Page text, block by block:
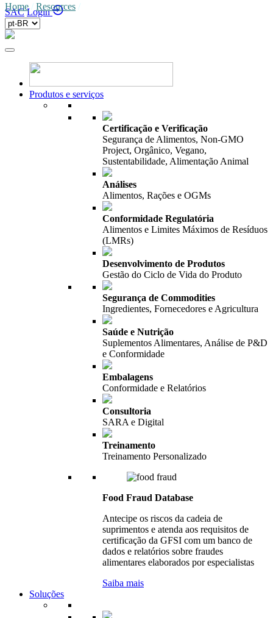
SAC Login
Produtos e serviços
Certificação e Verificação
Segurança de Alimentos, Non-GMO
Project, Orgânico, Vegano,
Sustentabilidade, Alimentação Animal
Análises
Alimentos, Rações e OGMs
Conformidade Regulatória
Alimentos e Limites Máximos de Resíduos
(LMRs)
Desenvolvimento de Produtos
Gestão do Ciclo de Vida do Produto
Segurança de Commodities
Ingredientes, Fornecedores e Agricultura
Saúde e Nutrição
Suplementos Alimentares, Análise de P&D
e Conformidade
Embalagens
Conformidade e Relatórios
Consultoria
SARA e Digital
Treinamento
Treinamento Personalizado
Food Fraud Database
Antecipe os riscos da cadeia de
suprimentos e atenda aos requisitos de
certificação da GFSI com um banco de
dados e relatórios sobre fraudes
alimentares elaborados por especialistas
Saiba mais
Soluções
Home/ Resources /